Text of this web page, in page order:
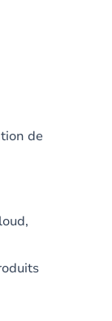
de